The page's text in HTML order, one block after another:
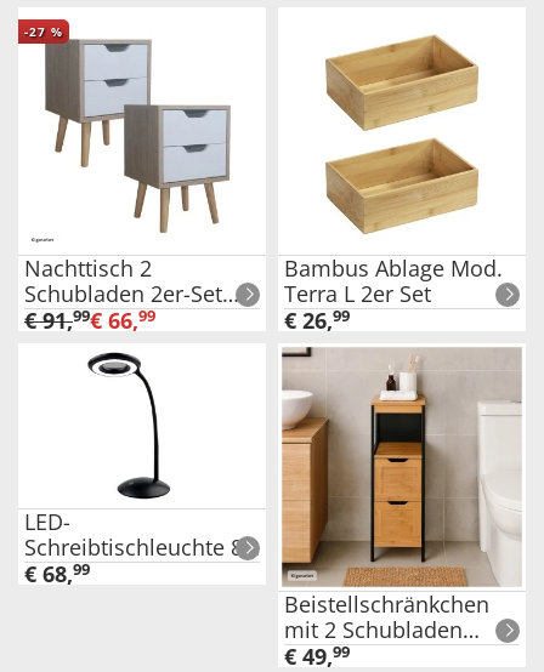
-27 %
Nachttisch 2
Schubladen 2er-Set
Thekla Sonoma Weiß
€91,99€ 66,99
Bambus Ablage Mod.
Terra L 2er Set
€ 26,99
LED-
Schreibtischleuchte 8-
fach Lupe Schwarz,
€ 68,99
Beistellschränkchen
mit 2 Schubladen
Schwarz Holzoptik
€ 49,99